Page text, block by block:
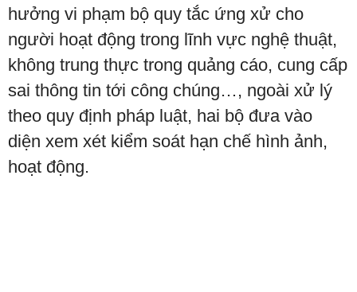
hưởng vi phạm bộ quy tắc ứng xử cho
người hoạt động trong lĩnh vực nghệ thuật,
không trung thực trong quảng cáo, cung cấp
sai thông tin tới công chúng…, ngoài xử lý
theo quy định pháp luật, hai bộ đưa vào
diện xem xét kiểm soát hạn chế hình ảnh,
hoạt động.